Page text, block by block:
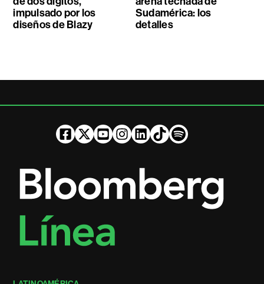
impulsado por los
diseños de Blazy
Sudamérica: los
detalles